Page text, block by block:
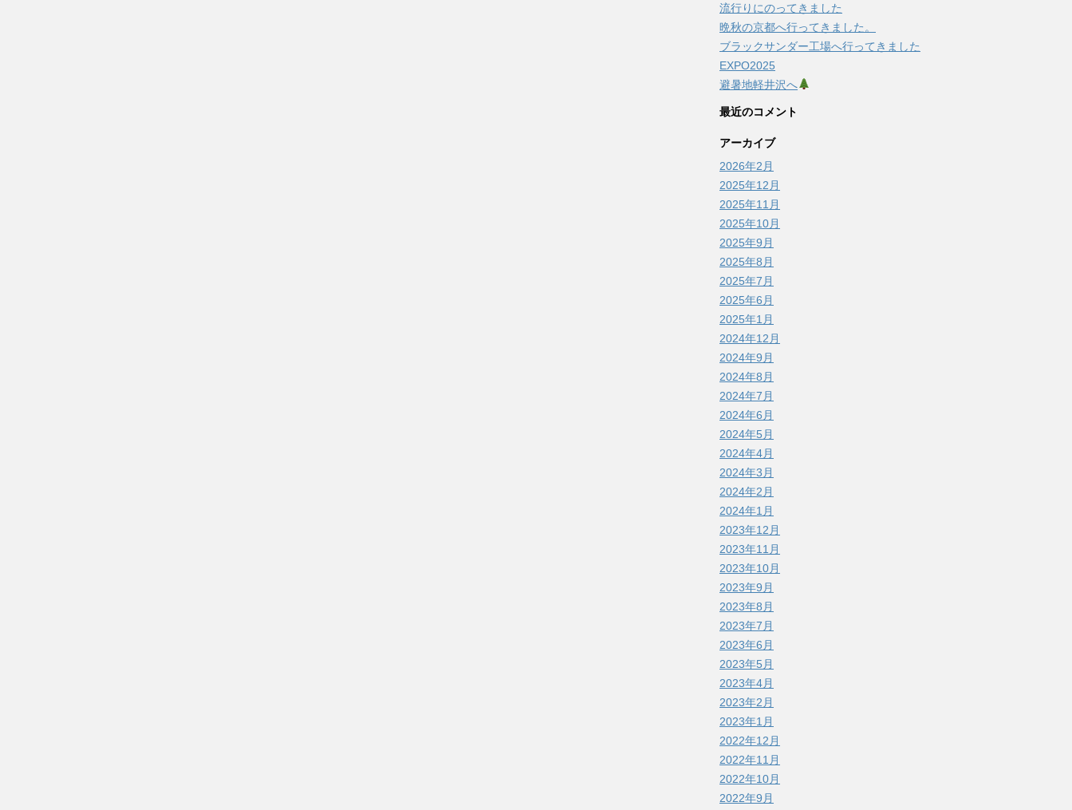
流行りにのってきました
晩秋の京都へ行ってきました。
ブラックサンダー工場へ行ってきました
EXPO2025
避暑地軽井沢へ
最近のコメント
アーカイブ
2026年2月
2025年12月
2025年11月
2025年10月
2025年9月
2025年8月
2025年7月
2025年6月
2025年1月
2024年12月
2024年9月
2024年8月
2024年7月
2024年6月
2024年5月
2024年4月
2024年3月
2024年2月
2024年1月
2023年12月
2023年11月
2023年10月
2023年9月
2023年8月
2023年7月
2023年6月
2023年5月
2023年4月
2023年2月
2023年1月
2022年12月
2022年11月
2022年10月
2022年9月